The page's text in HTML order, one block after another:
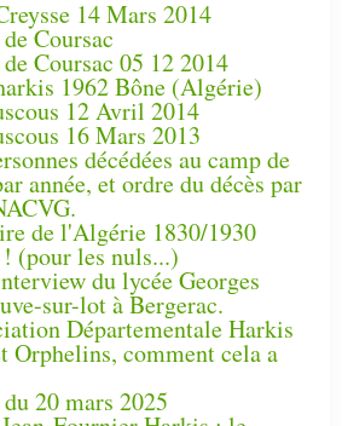
14 Mars 2014
Coursac
Coursac 05 12 2014
1962 Bône (Algérie)
12 Avril 2014
16 Mars 2013
décédées au camp de
année, et ordre du décès par
de l'Algérie 1830/1930
(pour les nuls...)
du lycée Georges
sur-lot à Bergerac.
Départementale Harkis
Orphelins, comment cela a
20 mars 2025